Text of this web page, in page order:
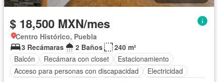
$ 18,500 MXN/mes
Centro Histórico, Puebla
3 Recámaras
2 Baños
240 m²
Balcón
Recámara con closet
Estacionamiento
Acceso para personas con discapacidad
Electricidad